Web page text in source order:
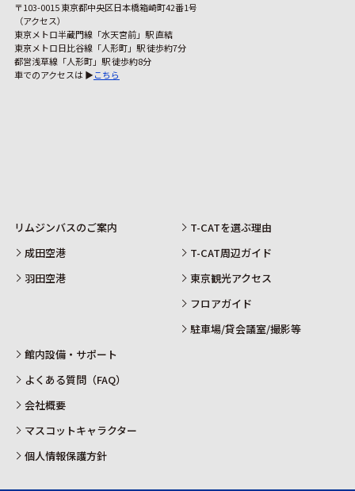
〒103-0015 東京都中央区日本橋箱崎町42番1号
（アクセス）
東京メトロ半蔵門線「水天宮前」駅 直結
東京メトロ日比谷線「人形町」駅 徒歩約7分
都営浅草線「人形町」駅 徒歩約8分
車でのアクセスは ▶こちら
リムジンバスのご案内
成田空港
羽田空港
T-CATを選ぶ理由
T-CAT周辺ガイド
東京観光アクセス
フロアガイド
駐車場/貸会議室/撮影等
館内設備・サポート
よくある質問（FAQ）
会社概要
マスコットキャラクター
個人情報保護方針